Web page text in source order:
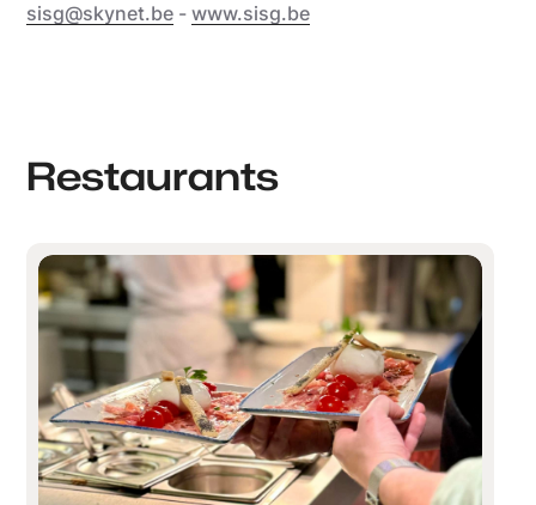
sisg@skynet.be -www.sisg.be
Restaurants